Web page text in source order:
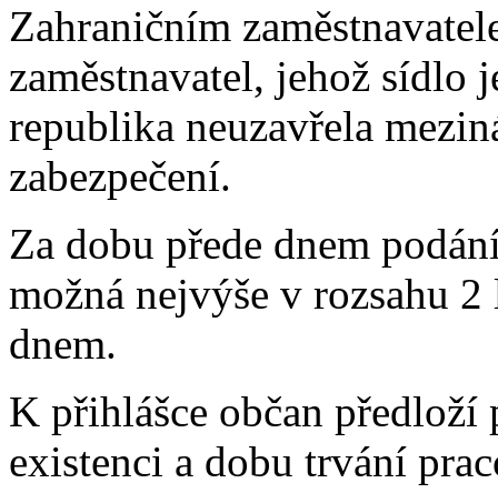
Zahraničním
zaměstnavatel, jehož sídlo
republika neuzavřela
zabezpečení.
Za dobu přede dnem
možná nejvýše v rozsahu
dnem.
K přihlášce občan
existenci a dobu trvání